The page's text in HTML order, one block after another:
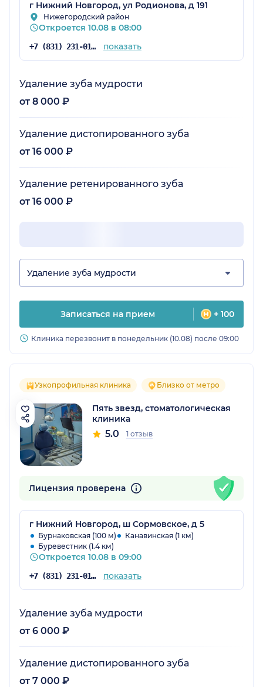
г Нижний Новгород, ул Родионова, д 191
Нижегородский район
Откроется 10.08 в 08:00
+7 (831) 231-01-64 показать
Удаление зуба мудрости
от 8 000 ₽
Удаление дистопированного зуба
от 16 000 ₽
Удаление ретенированного зуба
от 16 000 ₽
Удаление зуба мудрости
Записаться на прием + 100
Клиника перезвонит в понедельник (10.08) после 09:00
Узкопрофильная клиника Близко от метро
Пять звезд, стоматологическая
клиника
5.0 1 отзыв
Лицензия проверена
г Нижний Новгород, ш Сормовское, д 5
Бурнаковская (100 м)
Канавинская (1 км)
Буревестник (1.4 км)
Откроется 10.08 в 09:00
+7 (831) 231-01-54 показать
Удаление зуба мудрости
от 6 000 ₽
Удаление дистопированного зуба
от 7 000 ₽